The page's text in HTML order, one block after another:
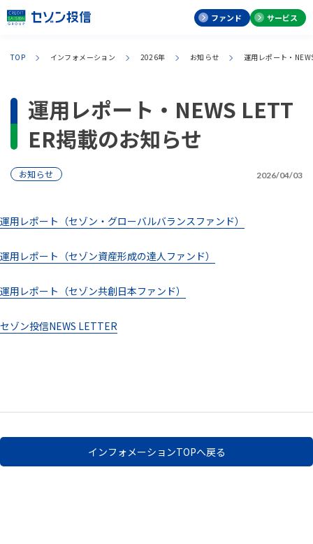
ファンド サービス
TOP インフォメーション 2026年 お知らせ 運用レポート・
運用レポート・NEWS LETT
ER掲載のお知らせ
お知らせ 2026/04/03
運用レポート（セゾン・グローバルバランスファンド）
運用レポート（セゾン資産形成の達人ファンド）
運用レポート（セゾン共創日本ファンド）
セゾン投信NEWS LETTER
インフォメーションTOPへ戻る